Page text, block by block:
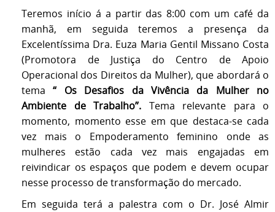
Teremos início á a partir das 8:00 com um café da
manhã, em seguida teremos a presença da
Excelentíssima Dra. Euza Maria Gentil Missano Costa
(Promotora de Justiça do Centro de Apoio
Operacional dos Direitos da Mulher), que abordará o
tema“ Os Desafios da Vivência da Mulher no
Ambiente de Trabalho”. Tema relevante para o
momento, momento esse em que destaca-se cada
vez mais o Empoderamento feminino onde as
mulheres estão cada vez mais engajadas em
reivindicar os espaços que podem e devem ocupar
nesse processo de transformação do mercado.
Em seguida terá a palestra com o Dr. José Almir